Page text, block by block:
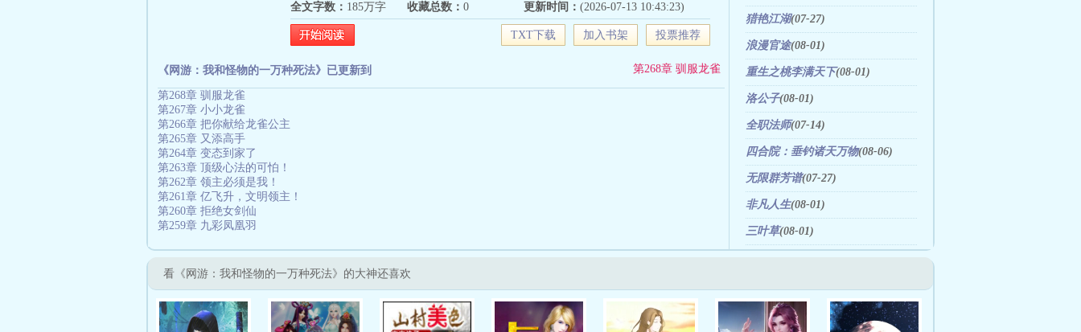
全文字数： 185万字 收藏总数： 0 更新时间： (2026-07-13 10:43:23)
TXT下载 加入书架 投票推荐
《网游：我和怪物的一万种死法》已更新到 第268章 驯服龙雀
第268章 驯服龙雀
第267章 小小龙雀
第266章 把你献给龙雀公主
第265章 又添高手
第264章 变态到家了
第263章 顶级心法的可怕！
第262章 领主必须是我！
第261章 亿飞升，文明领主！
第260章 拒绝女剑仙
第259章 九彩凤凰羽
猎艳江湖(07-27)
浪漫官途(08-01)
重生之桃李满天下(08-01)
洛公子(08-01)
全职法师(07-14)
四合院：垂钓诸天万物(08-06)
无限群芳谱(07-27)
非凡人生(08-01)
三叶草(08-01)
看《网游：我和怪物的一万种死法》的大神还喜欢